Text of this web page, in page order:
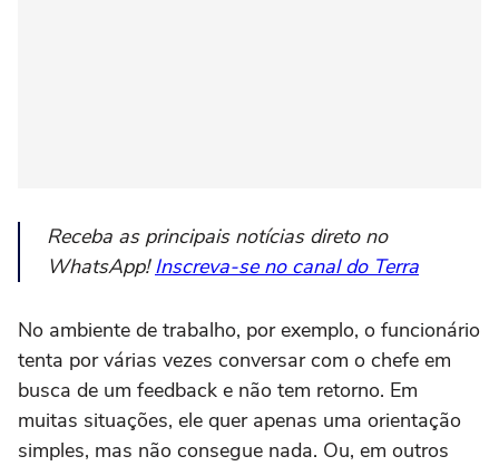
Receba as principais notícias direto no
WhatsApp!Inscreva-se no canal do Terra
No ambiente de trabalho, por exemplo, o funcionário
tenta por várias vezes conversar com o chefe em
busca de um feedback e não tem retorno. Em
muitas situações, ele quer apenas uma orientação
simples, mas não consegue nada. Ou, em outros